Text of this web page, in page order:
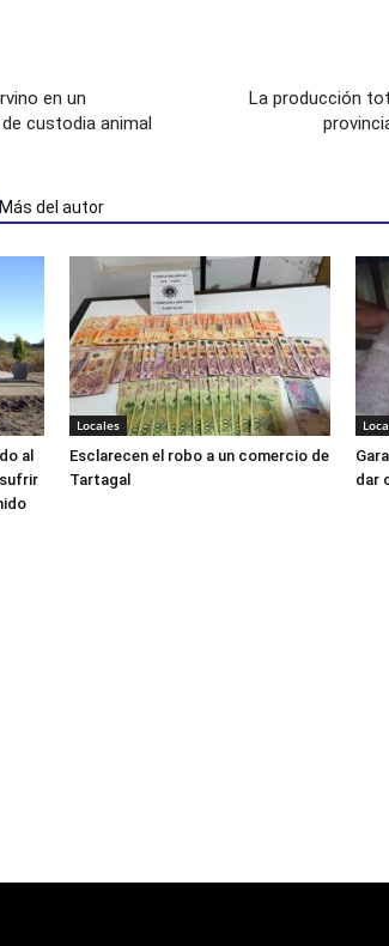
en un
custodia animal
La producción
Más del autor
al
Locales
Esclarecen el robo a un comercio de
Tartagal
dar